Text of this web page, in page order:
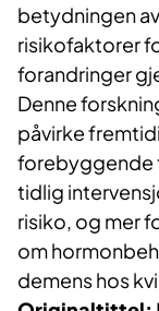
betydningen
risikofaktorer
forandringer
Denne
påvirke
forebyggende
tidlig
risiko, og mer
om
demens hos